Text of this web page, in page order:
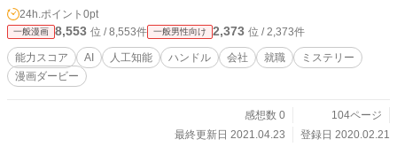
24h.ポイント 0pt
一般漫画 8,553 位 / 8,553件 一般男性向け 2,373 位 / 2,373件
能力スコア AI 人工知能 ハンドル 会社 就職
ミステリー
漫画ダービー
感想数 0
104ページ
最終更新日 2021.04.23
登録日 2020.02.21